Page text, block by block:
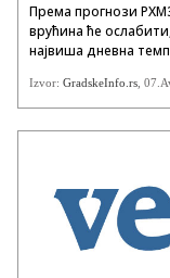
Према прогнози
врућина ће
највиша дневна
Градске инфо Ево
Новосадски ноћни
предузетништва
Izvor: GradskeInfo.rs